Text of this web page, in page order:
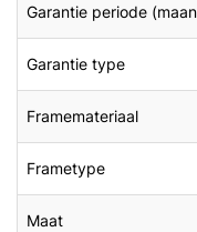
Garantie periode
Garantie type
Framemateriaal
Frametype
Maat